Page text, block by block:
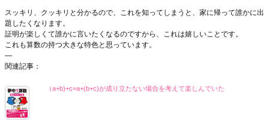
スッキリ、クッキリと分かるので、これを知ってしまうと、家に帰って誰かに出
題したくなります。
証明が楽しくて誰かに言いたくなるのですから、これは嬉しいことです。
これも算数の持つ大きな特色と思っています。
—
関連記事：
（a+b)+c=a+(b+c)が成り立たない場合を考えて楽しんでいた